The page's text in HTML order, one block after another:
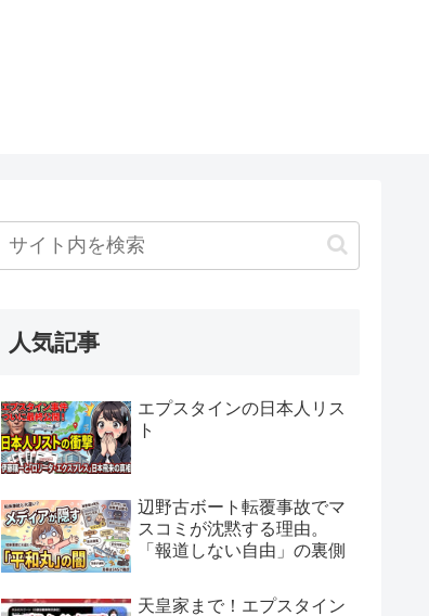
人気記事
エプスタインの日本人リス
ト
辺野古ボート転覆事故でマ
スコミが沈黙する理由。
「報道しない自由」の裏側
天皇家まで！エプスタイン